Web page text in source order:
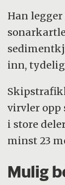
Han
inn,
virvler opp
i store
minst 23
Mulig